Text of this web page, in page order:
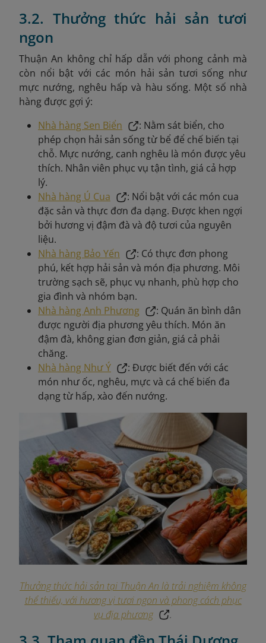
3.2. Thưởng thức hải sản tươi
ngon
Thuận An không chỉ hấp dẫn với phong cảnh mà
còn nổi bật với các món hải sản tươi sống như
mực nướng, nghêu hấp và hàu sống. Một số nhà
hàng được gợi ý:
Nhà hàng Sen Biển
: Nằm sát biển, cho
phép chọn hải sản sống từ bể để chế biến tại
chỗ. Mực nướng, canh nghêu là món được yêu
thích. Nhân viên phục vụ tận tình, giá cả hợp
lý.
Nhà hàng Ú Cua
: Nổi bật với các món cua
đặc sản và thực đơn đa dạng. Được khen ngợi
bởi hương vị đậm đà và độ tươi của nguyên
liệu.
Nhà hàng Bảo Yến
: Có thực đơn phong
phú, kết hợp hải sản và món địa phương. Môi
trường sạch sẽ, phục vụ nhanh, phù hợp cho
gia đình và nhóm bạn.
Nhà hàng Anh Phương
: Quán ăn bình dân
được người địa phương yêu thích. Món ăn
đậm đà, không gian đơn giản, giá cả phải
chăng.
Nhà hàng Như Ý
: Được biết đến với các
món như ốc, nghêu, mực và cá chế biến đa
dạng từ hấp, xào đến nướng.
Thưởng thức hải sản tại Thuận An là trải nghiệm không
thể thiếu, với hương vị tươi ngon và phong cách phục
vụ địa phương
.